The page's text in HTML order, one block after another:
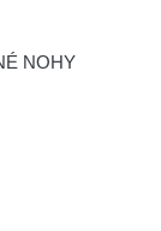
NOHY